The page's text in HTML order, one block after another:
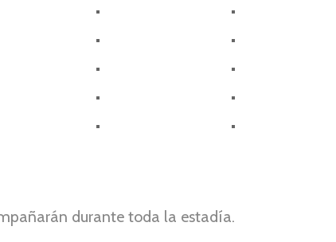
durante toda la estadía.